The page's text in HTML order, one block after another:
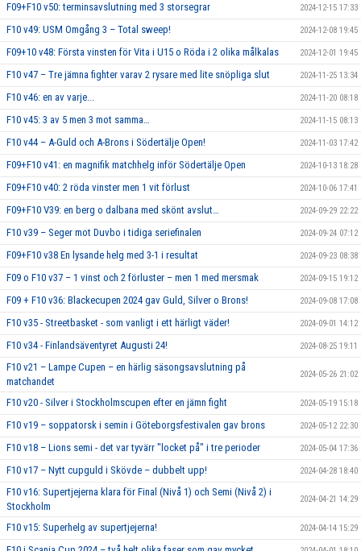
F09+F10 v50: terminsavslutning med 3 storsegrar 2024-12-15 17:33
F10 v49: USM Omgång 3 – Total sweep! 2024-12-08 19:45
F09+10 v48: Första vinsten för Vita i U15 o Röda i 2 olika målkalas 2024-12-01 19:45
F10 v47 – Tre jämna fighter varav 2 rysare med lite snöpliga slut 2024-11-25 13:34
F10 v46: en av varje... 2024-11-20 08:18
F10 v45: 3 av 5 men 3 mot samma… 2024-11-15 08:13
F10 v44 – A-Guld och A-Brons i Södertälje Open! 2024-11-03 17:42
F09+F10 v41: en magnifik matchhelg inför Södertälje Open 2024-10-13 18:28
F09+F10 v40: 2 röda vinster men 1 vit förlust 2024-10-06 17:41
F09+F10 V39: en berg o dalbana med skönt avslut… 2024-09-29 22:22
F10 v39 – Seger mot Duvbo i tidiga seriefinalen 2024-09-24 07:12
F09+F10 v38 En lysande helg med 3-1 i resultat 2024-09-23 08:38
F09 o F10 v37 – 1 vinst och 2 förluster – men 1 med mersmak 2024-09-15 19:12
F09 + F10 v36: Blackecupen 2024 gav Guld, Silver o Brons! 2024-09-08 17:08
F10 v35 - Streetbasket - som vanligt i ett härligt väder! 2024-09-01 14:12
F10 v34 - Finlandsäventyret Augusti 24! 2024-08-25 19:11
F10 v21 – Lampe Cupen – en härlig säsongsavslutning på
matchandet
2024-05-26 21:02
F10 v20 - Silver i Stockholmscupen efter en jämn fight 2024-05-19 15:18
F10 v19 – soppatorsk i semin i Göteborgsfestivalen gav brons 2024-05-12 22:30
F10 v18 – Lions semi - det var tyvärr "locket på" i tre perioder 2024-05-04 17:36
F10 v17 – Nytt cupguld i Skövde – dubbelt upp! 2024-04-28 18:40
F10 v16: Supertjejerna klara för Final (Nivå 1) och Semi (Nivå 2) i
Stockholm
2024-04-21 14:29
F10 v15: Superhelg av supertjejerna! 2024-04-14 15:29